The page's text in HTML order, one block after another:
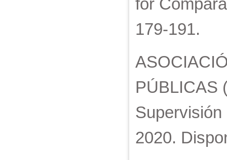
for
179-191.
PÚBLICAS
2020.